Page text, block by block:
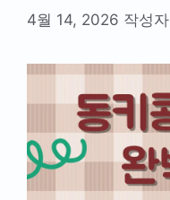
4월 14, 2026 작성